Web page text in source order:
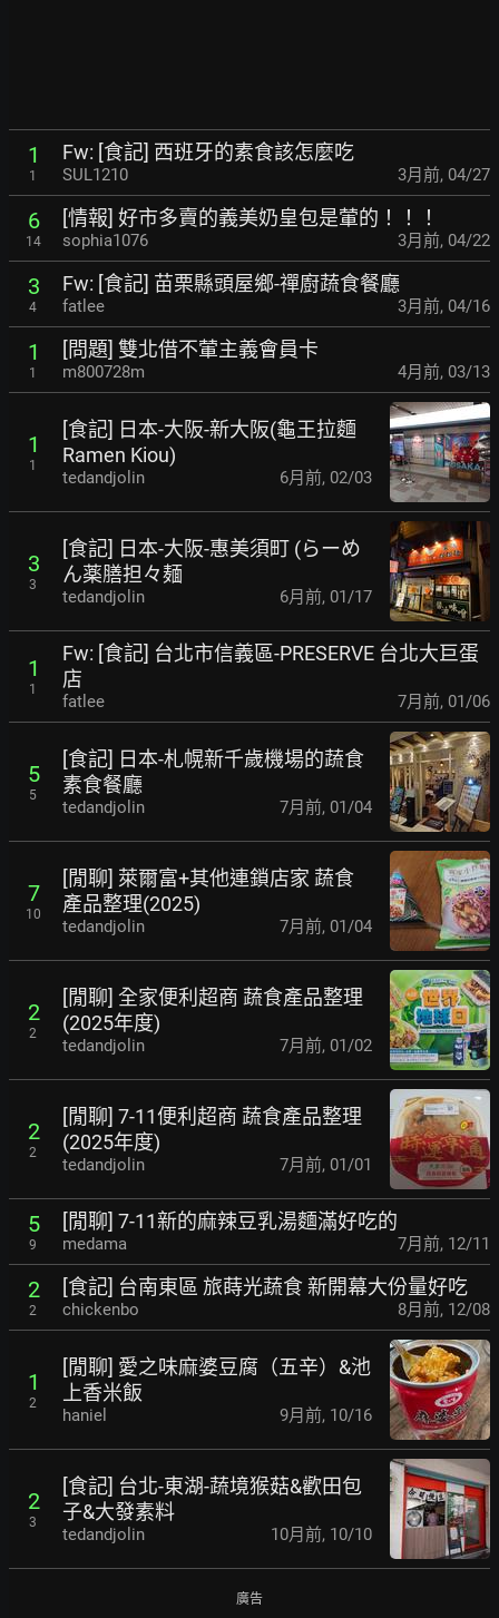
1
1
Fw: [食記] 西班牙的素食該怎麼吃
SUL1210 3月前, 04/27
6
14
[情報] 好市多賣的義美奶皇包是葷的！！！
sophia1076 3月前, 04/22
3
4
Fw: [食記] 苗栗縣頭屋鄉-禪廚蔬食餐廳
fatlee 3月前, 04/16
1
1
[問題] 雙北借不葷主義會員卡
m800728m 4月前, 03/13
1
1
[食記] 日本-大阪-新大阪(龜王拉麵
Ramen Kiou)
tedandjolin 6月前, 02/03
3
3
[食記] 日本-大阪-惠美須町 (らーめ
ん薬膳担々麺
tedandjolin 6月前, 01/17
1
1
Fw: [食記] 台北市信義區-PRESERVE 台北大巨蛋
店
fatlee 7月前, 01/06
5
5
[食記] 日本-札幌新千歲機場的蔬食
素食餐廳
tedandjolin 7月前, 01/04
7
10
[閒聊] 萊爾富+其他連鎖店家 蔬食
產品整理(2025)
tedandjolin 7月前, 01/04
2
2
[閒聊] 全家便利超商 蔬食產品整理
(2025年度)
tedandjolin 7月前, 01/02
2
2
[閒聊] 7-11便利超商 蔬食產品整理
(2025年度)
tedandjolin 7月前, 01/01
5
9
[閒聊] 7-11新的麻辣豆乳湯麵滿好吃的
medama 7月前, 12/11
2
2
[食記] 台南東區 旅蒔光蔬食 新開幕大份量好吃
chickenbo 8月前, 12/08
1
2
[閒聊] 愛之味麻婆豆腐（五辛）&池
上香米飯
haniel 9月前, 10/16
2
3
[食記] 台北-東湖-蔬境猴菇&歡田包
子&大發素料
tedandjolin 10月前, 10/10
廣告